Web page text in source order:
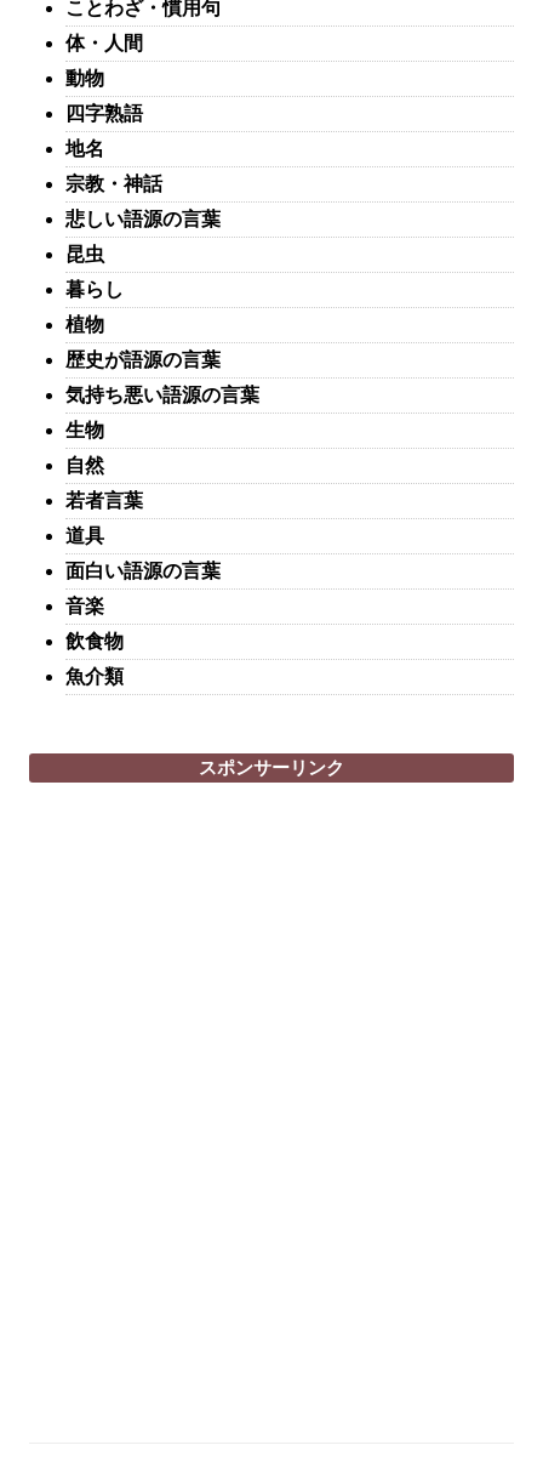
ことわざ・慣用句
体・人間
動物
四字熟語
地名
宗教・神話
悲しい語源の言葉
昆虫
暮らし
植物
歴史が語源の言葉
気持ち悪い語源の言葉
生物
自然
若者言葉
道具
面白い語源の言葉
音楽
飲食物
魚介類
スポンサーリンク